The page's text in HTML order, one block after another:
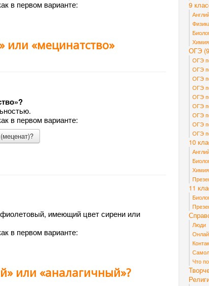
в первом варианте:
или «мецинатство»
в первом варианте:
имеющий цвет сирени или
в первом варианте:
или «аналагичный»?
9
ОГЭ
ОГЭ
ОГЭ
ОГЭ
ОГЭ
ОГЭ
ОГЭ
ОГЭ
ОГЭ
ОГЭ
10
11
Люди
Что